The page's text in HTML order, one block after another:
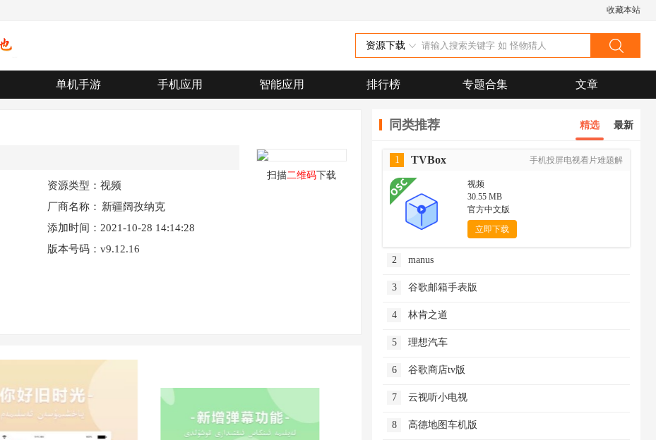
收藏本站
资源下载
单机手游 手机应用 智能应用 排行榜 专题合集 文章
资源类型：视频
厂商名称： 新疆阔孜纳克
信息科技有限
公司
添加时间：2021-10-28 14:14:28
版本号码：v9.12.16
扫描二维码下载
同类推荐 精选 最新
1 TVBox 手机投屏电视看片难题解
视频
30.55 MB
官方中文版
立即下载
2 manus
3 谷歌邮箱手表版
4 林肯之道
5 理想汽车
6 谷歌商店tv版
7 云视听小电视
8 高德地图车机版